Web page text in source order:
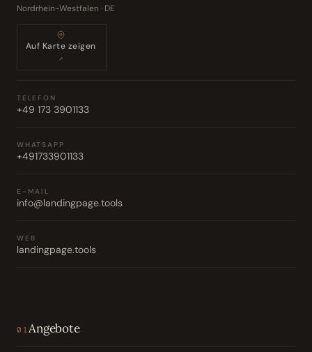
Nordrhein-Westfalen · DE
Auf Karte zeigen
↗
TELEFON
+49 173 3901133
WHATSAPP
+491733901133
E-MAIL
info@landingpage.tools
WEB
landingpage.tools
01 Angebote